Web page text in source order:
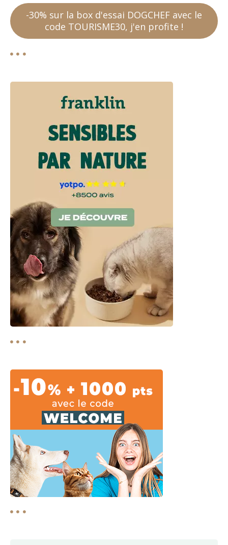
-30% sur la box d'essai DOGCHEF avec le
code TOURISME30, j'en profite !